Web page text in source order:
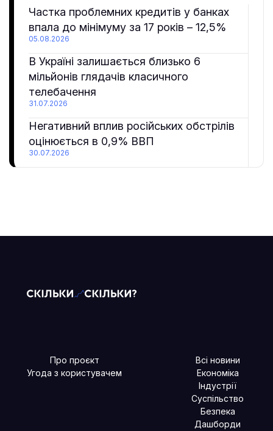
Частка проблемних кредитів у банках
впала до мінімуму за 17 років – 12,5%
05.08.2026
В Україні залишається близько 6
мільйонів глядачів класичного
телебачення
31.07.2026
Негативний вплив російських обстрілів
оцінюється в 0,9% ВВП
30.07.2026
Про проєкт
Угода з користувачем
Всі новини
Економіка
Індустрії
Суспільство
Безпека
Дашборди